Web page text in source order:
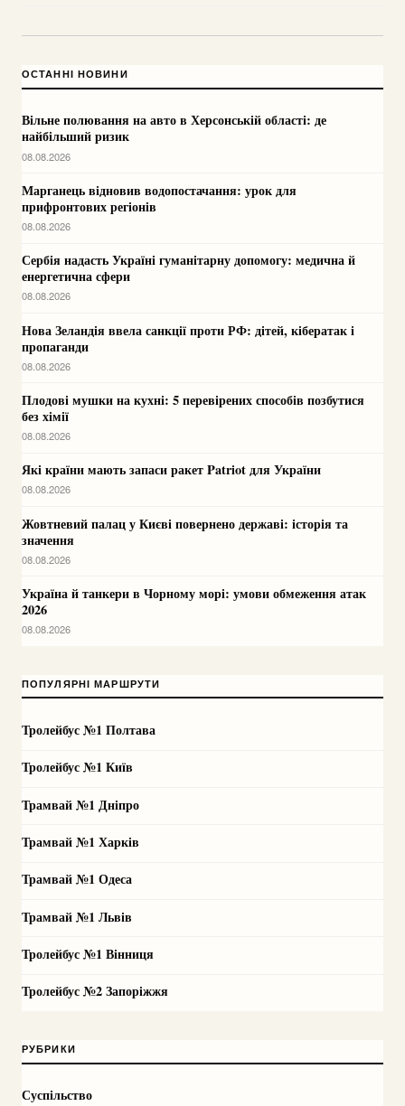
ОСТАННІ НОВИНИ
Вільне полювання на авто в Херсонській області: де
найбільший ризик
08.08.2026
Марганець відновив водопостачання: урок для
прифронтових регіонів
08.08.2026
Сербія надасть Україні гуманітарну допомогу: медична й
енергетична сфери
08.08.2026
Нова Зеландія ввела санкції проти РФ: дітей, кібератак і
пропаганди
08.08.2026
Плодові мушки на кухні: 5 перевірених способів позбутися
без хімії
08.08.2026
Які країни мають запаси ракет Patriot для України
08.08.2026
Жовтневий палац у Києві повернено державі: історія та
значення
08.08.2026
Україна й танкери в Чорному морі: умови обмеження атак
2026
08.08.2026
ПОПУЛЯРНІ МАРШРУТИ
Тролейбус №1 Полтава
Тролейбус №1 Київ
Трамвай №1 Дніпро
Трамвай №1 Харків
Трамвай №1 Одеса
Трамвай №1 Львів
Тролейбус №1 Вінниця
Тролейбус №2 Запоріжжя
РУБРИКИ
Суспільство